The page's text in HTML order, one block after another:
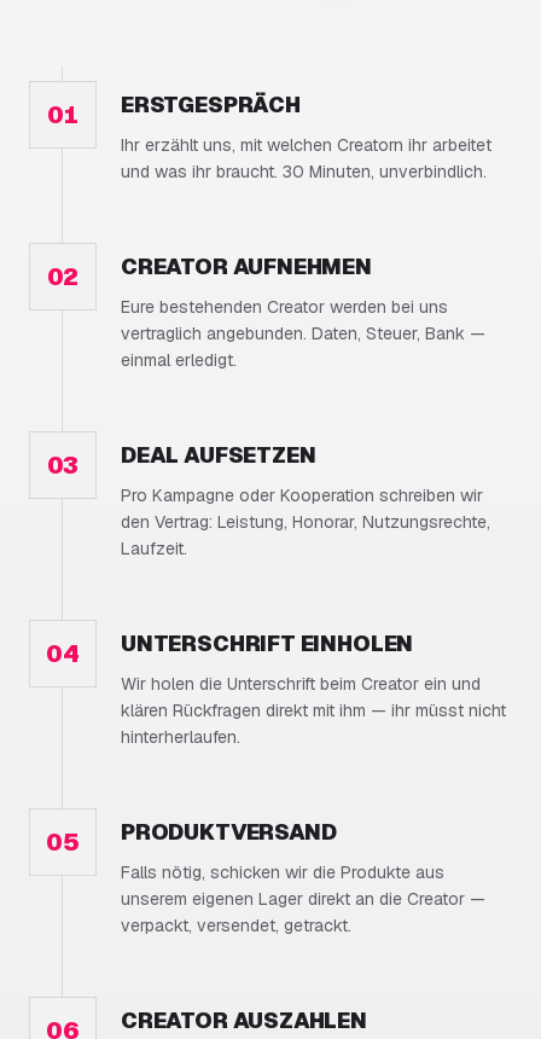
01 ERSTGESPRÄCH
Ihr erzählt uns, mit welchen Creatorn ihr arbeitet
und was ihr braucht. 30 Minuten, unverbindlich.
02 CREATOR AUFNEHMEN
Eure bestehenden Creator werden bei uns
vertraglich angebunden. Daten, Steuer, Bank —
einmal erledigt.
03 DEAL AUFSETZEN
Pro Kampagne oder Kooperation schreiben wir
den Vertrag: Leistung, Honorar, Nutzungsrechte,
Laufzeit.
04 UNTERSCHRIFT EINHOLEN
Wir holen die Unterschrift beim Creator ein und
klären Rückfragen direkt mit ihm — ihr müsst nicht
hinterherlaufen.
05 PRODUKTVERSAND
Falls nötig, schicken wir die Produkte aus
unserem eigenen Lager direkt an die Creator —
verpackt, versendet, getrackt.
06 CREATOR AUSZAHLEN